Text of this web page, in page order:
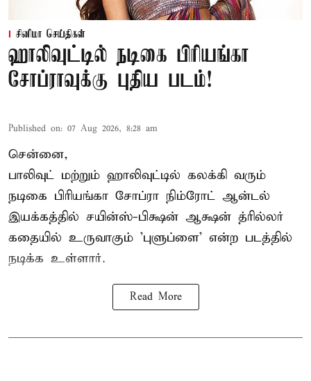
சினிமா செய்திகள்
ஹாலிவுட்டில் நடிகை பிரியங்கா
சோப்ராவுக்கு புதிய படம்!
Published on: 07 Aug 2026, 8:28 am
சென்னை,
பாலிவுட் மற்றும் ஹாலிவுட்டில் கலக்கி வரும்
நடிகை பிரியங்கா சோப்ரா நிம்ரோட் ஆன்டல்
இயக்கத்தில் சயின்ஸ்-பிக்ஷன் ஆக்ஷன் த்ரில்லர்
கதையில் உருவாகும் 'புளுப்ளை' என்ற படத்தில்
நடிக்க உள்ளார்.
Read More